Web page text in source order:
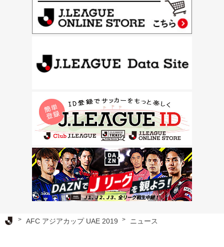
Ｊリーグ TOP
AFC アジアカップ UAE 2019 ニュース